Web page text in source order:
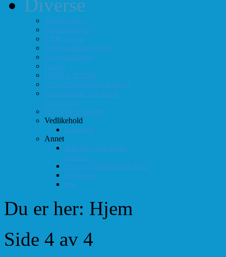
Diverse
Støtteordning
Sjakkrating.no
FIDE-rating
Follo-kombinasjoner
Grasrotandelen
Linker
DVD-er til utlån
Virtuell sjakklubb (lichess)
Førsteplasser i eksterne
turneringer
Hedersbevisninger
Vedlikehold
Logg inn
Annet
Ikke helt som andre
muséer...
Intervju klubbmester 2013
Skjemaer
test
Du er her: Hjem
Side 4 av 4